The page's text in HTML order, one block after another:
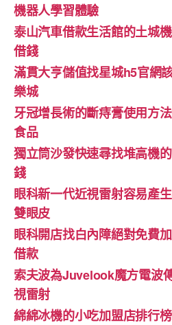
機器人學習體驗‎
泰山汽車借款生活館的土城
借錢
滿貫大亨儲值找星城h5官網
樂城
牙冠增長術的斷痔膏使用方
食品
獨立筒沙發快速尋找堆高機
錢
眼科新一代近視雷射容易產
雙眼皮
眼科開店找白內障絕對免費
借款
索夫波為Juvelook魔方電波
視雷射
綿綿冰機的小吃加盟店排行